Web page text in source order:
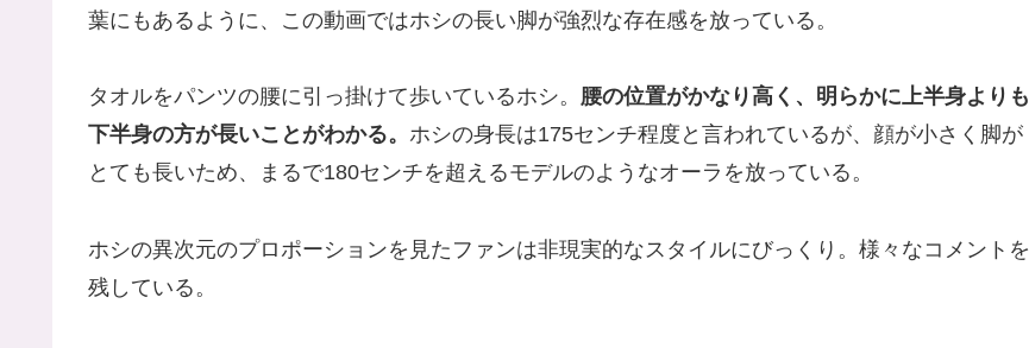
葉にもあるように、この動画ではホシの長い脚が強烈な存在感を放っている。
タオルをパンツの腰に引っ掛けて歩いているホシ。 腰の位置がかなり高く、明らかに上半身よりも
下半身の方が長いことがわかる。 ホシの身長は175センチ程度と言われているが、顔が小さく脚が
とても長いため、まるで180センチを超えるモデルのようなオーラを放っている。
ホシの異次元のプロポーションを見たファンは非現実的なスタイルにびっくり。様々なコメントを
残している。